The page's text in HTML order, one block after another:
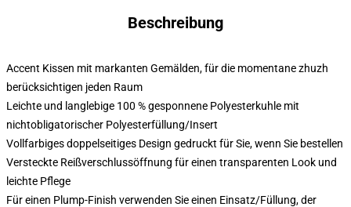
Beschreibung
Accent Kissen mit markanten Gemälden, für die momentane zhuzh
berücksichtigen jeden Raum
Leichte und langlebige 100 % gesponnene Polyesterkuhle mit
nichtobligatorischer Polyesterfüllung/Insert
Vollfarbiges doppelseitiges Design gedruckt für Sie, wenn Sie bestellen
Versteckte Reißverschlussöffnung für einen transparenten Look und
leichte Pflege
Für einen Plump-Finish verwenden Sie einen Einsatz/Füllung, der